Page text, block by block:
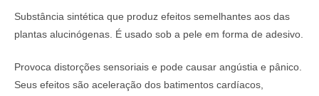
Substância sintética que produz efeitos semelhantes aos das
plantas alucinógenas. É usado sob a pele em forma de adesivo.
Provoca distorções sensoriais e pode causar angústia e pânico.
Seus efeitos são aceleração dos batimentos cardíacos,